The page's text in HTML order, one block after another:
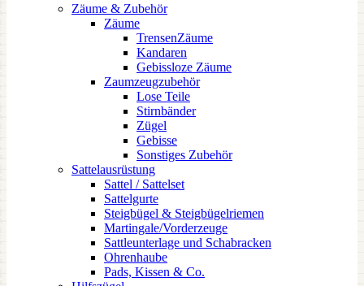
Zäume & Zubehör
Zäume
TrensenZäume
Kandaren
Gebissloze Zäume
Zaumzeugzubehör
Lose Teile
Stirnbänder
Zügel
Gebisse
Sonstiges Zubehör
Sattelausrüstung
Sattel / Sattelset
Sattelgurte
Steigbügel & Steigbügelriemen
Martingale/Vorderzeuge
Sattleunterlage und Schabracken
Ohrenhaube
Pads, Kissen & Co.